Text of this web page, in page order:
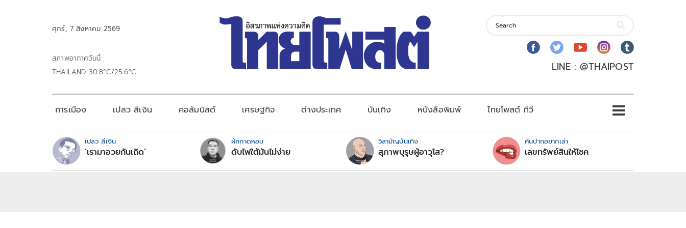
ศุกร์, 7 สิงหาคม 2569
สภาพอากาศวันนี้
THAILAND 30.8°C/25.6°C
LINE : @THAIPOST
การเมือง เปลว สีเงิน คอลัมนิสต์ เศรษฐกิจ ต่างประเทศ บันเทิง หนังสือพิมพ์ ไทยโพสต์ ทีวี
เปลว สีเงิน
‘เรามาอวยกันเถิด’
ผักกาดหอม
ดับไฟใต้มันไม่ง่าย
วิสามัญบันเทิง
สุภาพบุรุษผู้อาวุโส?
คันปากอยากเล่า
เลขทรัพย์สินให้โชค